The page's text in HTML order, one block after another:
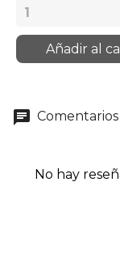
Añadir al
chat Comentarios
No hay